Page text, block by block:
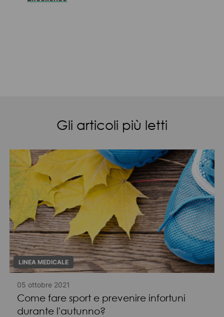
Gli articoli più letti
LINEA MEDICALE
05 ottobre 2021
Come fare sport e prevenire infortuni
durante l'autunno?